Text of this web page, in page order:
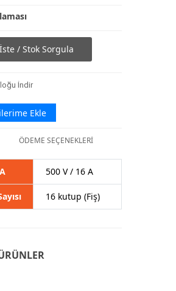
/ Stok Sorgula
İndir
Ekle
ÖDEME SEÇENEKLERİ
500 V / 16 A
16 kutup (Fiş)